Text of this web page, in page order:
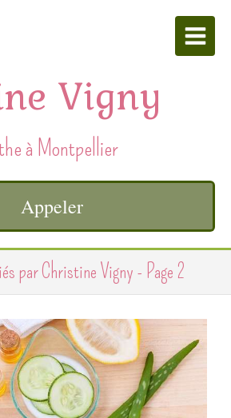
Vigny
à Montpellier
Appeler
par Christine Vigny - Page 2